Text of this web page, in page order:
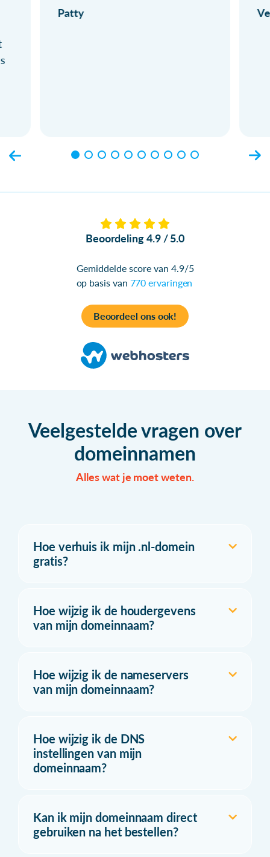
Patty
Beoordeling 4.9 / 5.0
Gemiddelde score van 4.9/5
op basis van 770 ervaringen
Beoordeel ons ook!
Veelgestelde vragen over
domeinnamen
Alles wat je moet weten.
Hoe verhuis ik mijn .nl-domein
gratis?
Hoe wijzig ik de houdergevens
van mijn domeinnaam?
Hoe wijzig ik de nameservers
van mijn domeinnaam?
Hoe wijzig ik de DNS
instellingen van mijn
domeinnaam?
Kan ik mijn domeinnaam direct
gebruiken na het bestellen?